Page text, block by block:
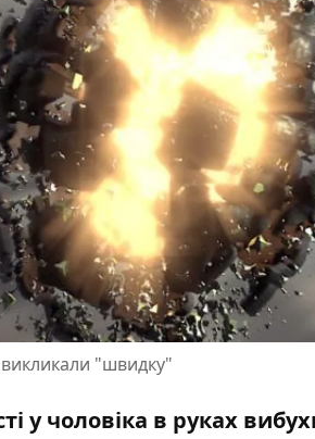
"швидку"
у чоловіка в руках